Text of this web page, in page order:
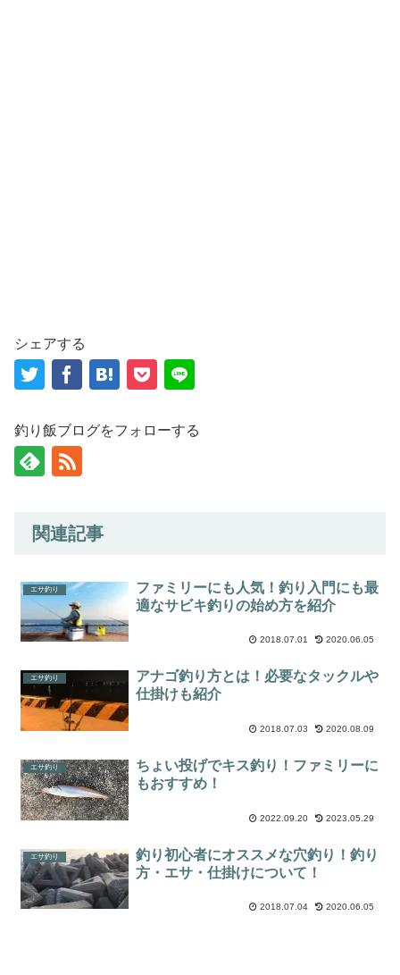
シェアする
釣り飯ブログをフォローする
関連記事
エサ釣り
ファミリーにも人気！釣り入門にも最
適なサビキ釣りの始め方を紹介
2018.07.01 2020.06.05
エサ釣り
アナゴ釣り方とは！必要なタックルや
仕掛けも紹介
2018.07.03 2020.08.09
エサ釣り
ちょい投げでキス釣り！ファミリーに
もおすすめ！
2022.09.20 2023.05.29
エサ釣り
釣り初心者にオススメな穴釣り！釣り
方・エサ・仕掛けについて！
2018.07.04 2020.06.05